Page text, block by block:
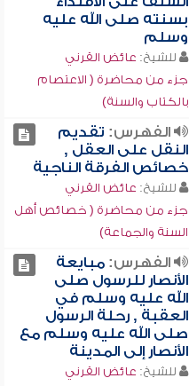
بسنته صلى الله عليه
وسلم
للشيخ: عائض القرني
جزء من محاضرة ( الاعتصام
بالكتاب والسنة)
الفهرس: تقديم
النقل على العقل ,
خصائص الفرقة الناجية
للشيخ: عائض القرني
جزء من محاضرة ( خصائص أهل
السنة والجماعة)
الفهرس:مبايعة
الأنصار للرسول صلى
الله عليه وسلم في
العقبة , رحلة الرسول
صلى الله عليه وسلم مع
الأنصار إلى المدينة
للشيخ: عائض القرني